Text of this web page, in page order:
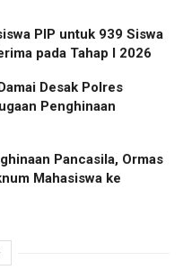
PIP untuk 939 Siswa
pada Tahap I 2026
Desak Polres
Penghinaan
Pancasila, Ormas
Mahasiswa ke